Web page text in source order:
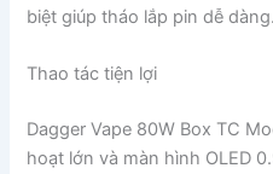
biệt giúp tháo lắp pin dễ dàng.
Thao tác tiện lợi
Dagger Vape 80W Box TC
hoạt lớn và màn hình OLED